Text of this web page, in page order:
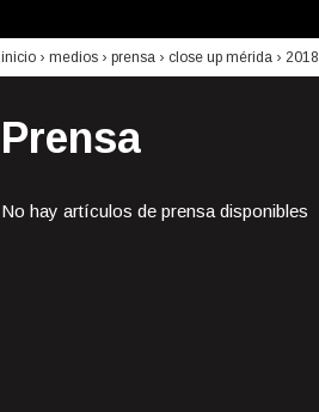
inicio › medios › prensa › close up mérida › 2018
Prensa
No hay artículos de prensa disponibles